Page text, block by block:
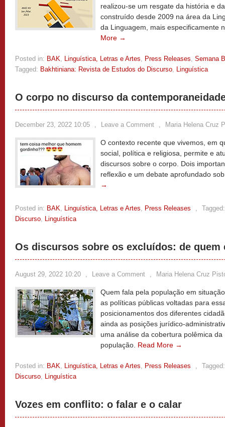
realizou-se um resgate da história e
construído desde 2009 na área da
da Linguagem, mais especificamente
More →
Posted in: BAK, Linguística, Letras e Artes, Press Releases, Semana
Tagged: Bakhtiniana: Revista de Estudos do Discurso, Linguística
O corpo no discurso da
December 23, 2022 10:05 , Leave a Comment , Maria Helena Cruz
O contexto recente que vivemos, em
social, política e religiosa, permite e
discursos sobre o corpo. Dois
reflexão e um debate aprofundado
→
Posted in: BAK, Linguística, Letras e Artes, Press Releases ,
Tagged:
Discurso, Linguística
Os discursos sobre os excluídos: de quem
August 29, 2022 10:20 , Leave a Comment , Maria Helena Cruz
Quem fala pela população em
as políticas públicas voltadas para
posicionamentos dos diferentes
ainda as posições jurídico-
uma análise da cobertura polêmica
população. Read More →
Posted in: BAK, Linguística, Letras e Artes, Press Releases ,
Tagged:
Discurso, Linguística
Vozes em conflito: o falar e o calar